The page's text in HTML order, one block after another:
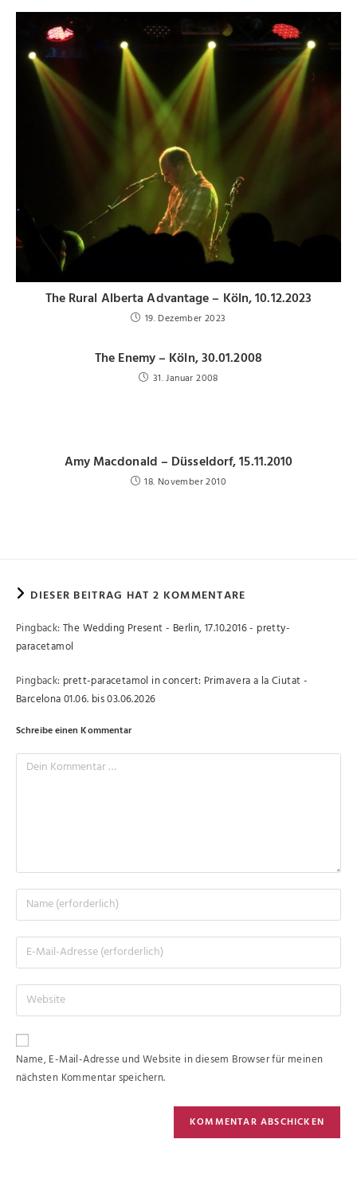
The Rural Alberta Advantage – Köln, 10.12.2023
19. Dezember 2023
The Enemy – Köln, 30.01.2008
31. Januar 2008
Amy Macdonald – Düsseldorf, 15.11.2010
18. November 2010
DIESER BEITRAG HAT 2 KOMMENTARE
Pingback:The Wedding Present - Berlin, 17.10.2016 - pretty-
paracetamol
Pingback: prett-paracetamol in concert: Primavera a la Ciutat -
Barcelona 01.06. bis 03.06.2026
Schreibe einen Kommentar
Name, E-Mail-Adresse und Website in diesem Browser für meinen
nächsten Kommentar speichern.